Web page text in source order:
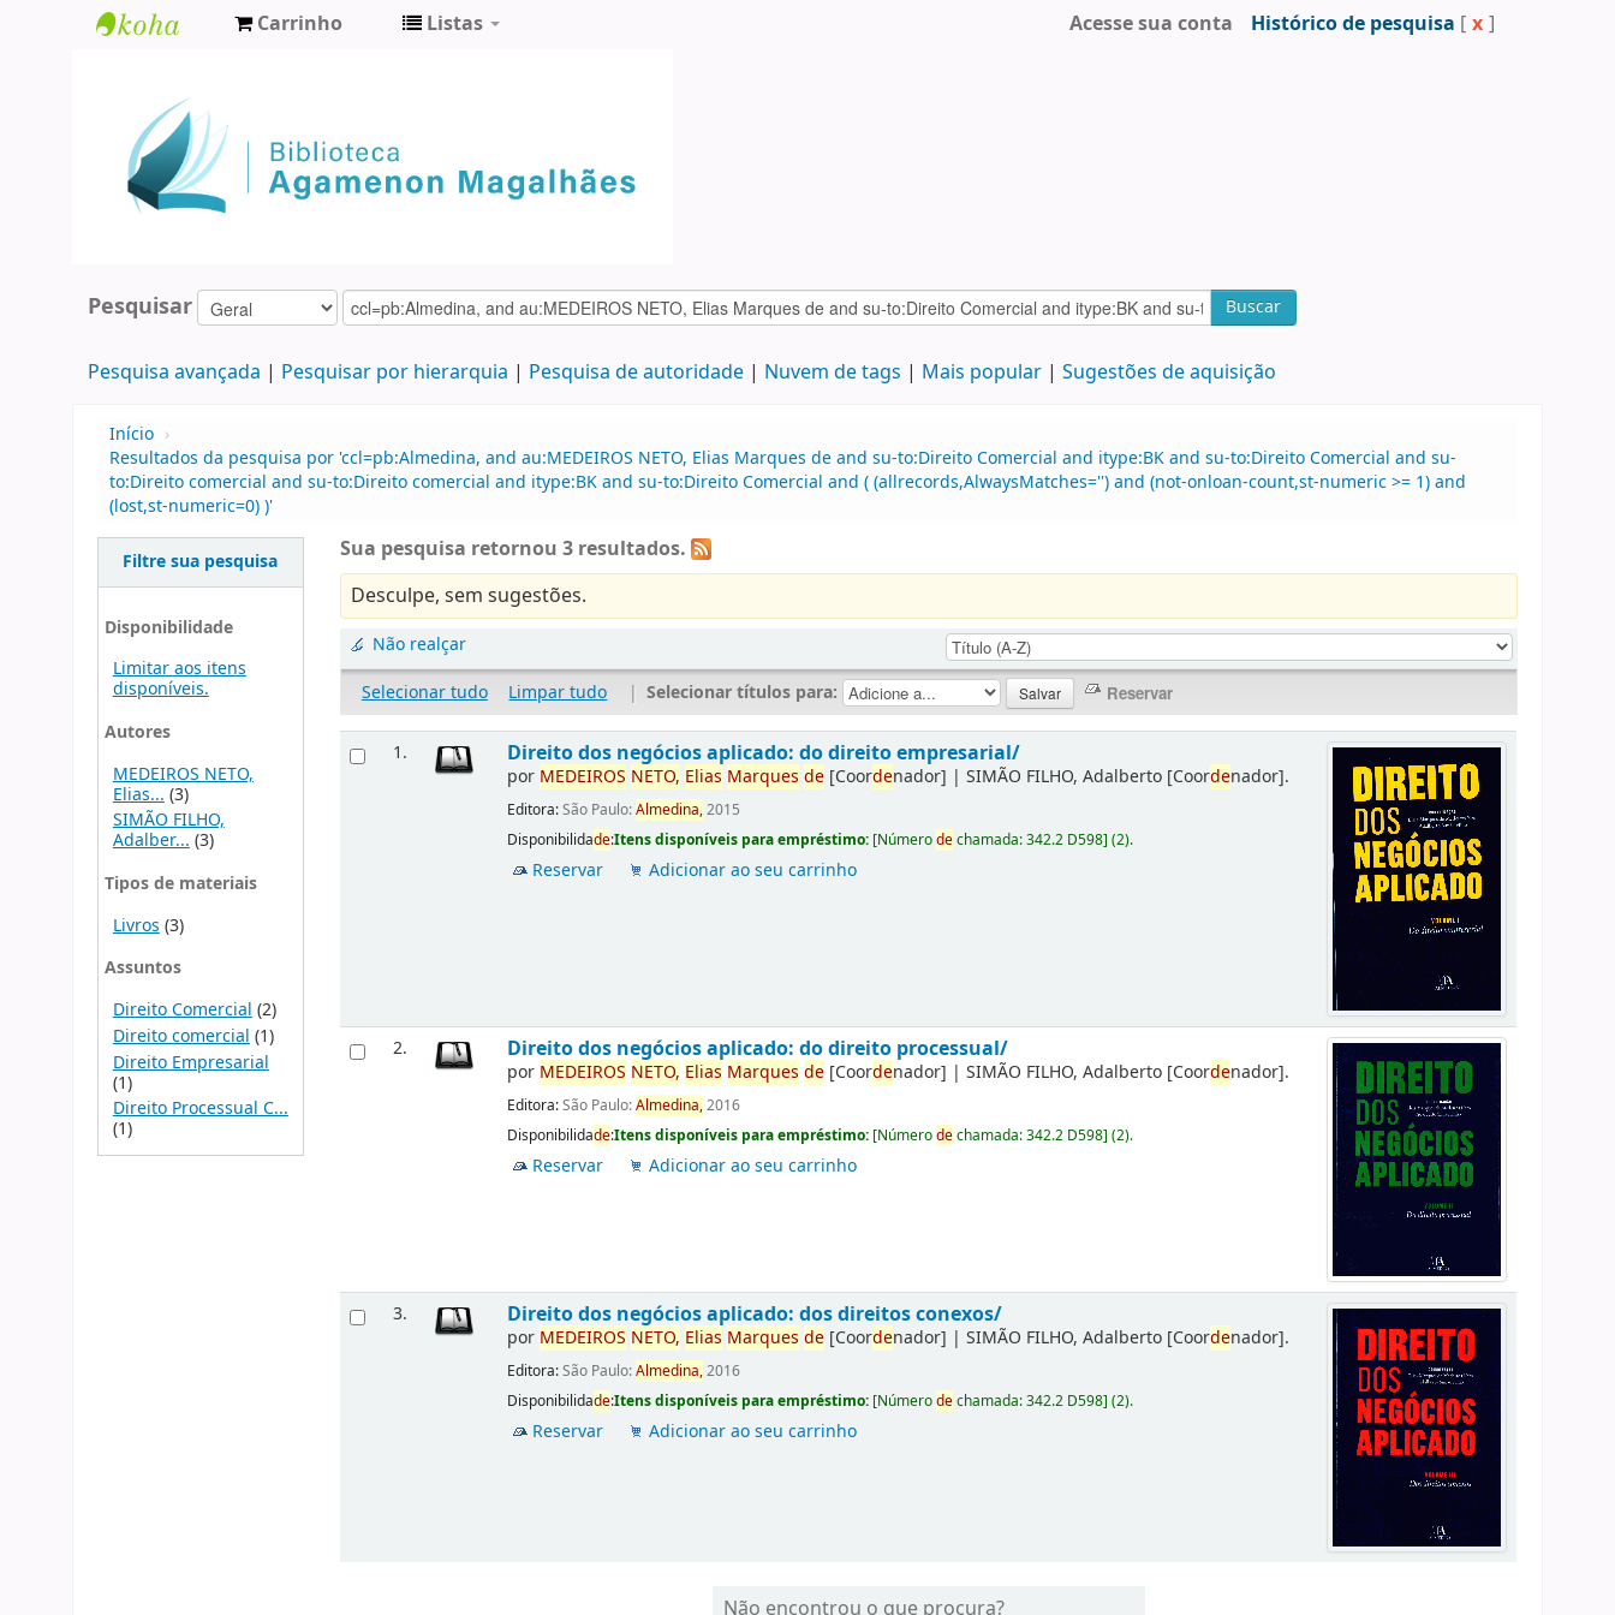
Agamenon
Magalhães
Carrinho Listas Acesse sua conta Histórico de pesquisa [ x ]
Pesquisar Buscar
Pesquisa avançada Pesquisar por hierarquia Pesquisa de autoridade Nuvem de tags Mais popular Sugestões de aquisição
Início ›
Resultados da pesquisa por 'ccl=pb:Almedina, and au:MEDEIROS NETO, Elias Marques de and su-to:Direito Comercial and itype:BK and su-to:Direito Comercial and su-
to:Direito comercial and su-to:Direito comercial and itype:BK and su-to:Direito Comercial and ( (allrecords,AlwaysMatches='') and (not-onloan-count,st-numeric >= 1) and
(lost,st-numeric=0) )'
Filtre sua pesquisa
Disponibilidade
Limitar aos itens
disponíveis.
Autores
MEDEIROS NETO,
Elias... (3)
SIMÃO FILHO,
Adalber...(3)
Tipos de materiais
Livros (3)
Assuntos
Direito Comercial (2)
Direito comercial (1)
Direito Empresarial
(1)
Direito Processual C...
(1)
Sua pesquisa retornou 3 resultados.
Desculpe, sem sugestões.
Não realçar
Selecionar tudo
Limpar tudo | Selecionar títulos para:
1. Direito dos negócios aplicado: do direito empresarial/
por MEDEIROS NETO, Elias Marques de [Coordenador] |SIMÃO FILHO, Adalberto [Coordenador].
Editora:São Paulo:Almedina,2015
Disponibilidade:Itens disponíveis para empréstimo: [Númerodechamada:342.2 D598](2).
Reservar Adicionar ao seu carrinho
2. Direito dos negócios aplicado: do direito processual/
por MEDEIROS NETO, Elias Marques de [Coordenador] |SIMÃO FILHO, Adalberto [Coordenador].
Editora:São Paulo:Almedina,2016
Disponibilidade:Itens disponíveis para empréstimo: [Númerodechamada:342.2 D598](2).
Reservar Adicionar ao seu carrinho
3. Direito dos negócios aplicado: dos direitos conexos/
por MEDEIROS NETO, Elias Marques de [Coordenador] |SIMÃO FILHO, Adalberto [Coordenador].
Editora:São Paulo:Almedina,2016
Disponibilidade:Itens disponíveis para empréstimo: [Númerodechamada:342.2 D598](2).
Reservar Adicionar ao seu carrinho